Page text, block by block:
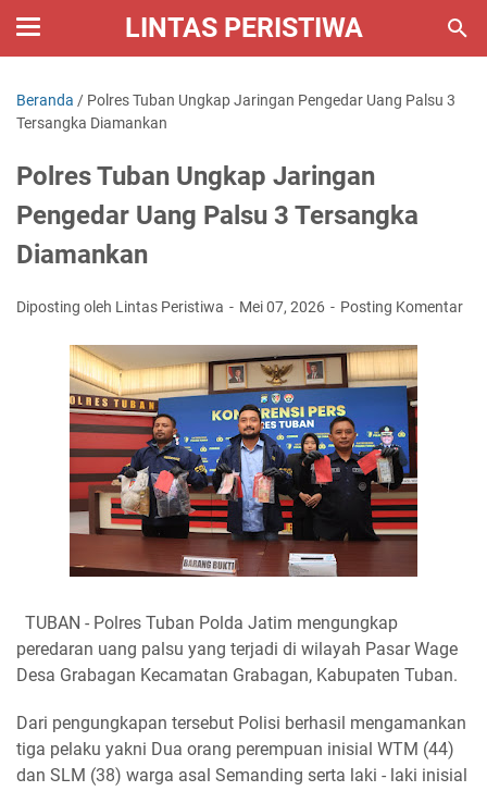
LINTAS PERISTIWA
Beranda / Polres Tuban Ungkap Jaringan Pengedar Uang Palsu 3
Tersangka Diamankan
Polres Tuban Ungkap Jaringan
Pengedar Uang Palsu 3 Tersangka
Diamankan
Diposting oleh Lintas Peristiwa Mei 07, 2026 Posting Komentar
TUBAN - Polres Tuban Polda Jatim mengungkap
peredaran uang palsu yang terjadi di wilayah Pasar Wage
Desa Grabagan Kecamatan Grabagan, Kabupaten Tuban.
Dari pengungkapan tersebut Polisi berhasil mengamankan
tiga pelaku yakni Dua orang perempuan inisial WTM (44)
dan SLM (38) warga asal Semanding serta laki - laki inisial